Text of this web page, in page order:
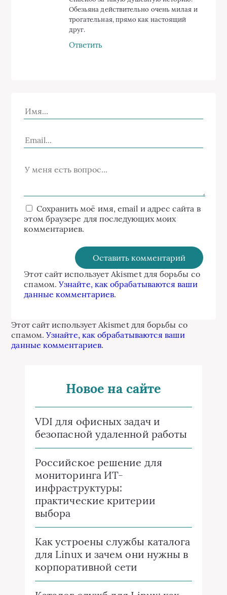
Обезьяна действительно очень милая и
трогательная, прямо как настоящий
друг.
Ответить
Сохранить моё имя, email и адрес сайта в
этом браузере для последующих моих
комментариев.
Этот сайт использует Akismet для борьбы со
спамом.Узнайте, как обрабатываются ваши
данные комментариев.
Этот сайт использует Akismet для борьбы со
спамом.Узнайте, как обрабатываются ваши
данные комментариев.
Новое на сайте
VDI для офисных задач и
безопасной удаленной работы
Российское решение для
мониторинга ИТ-
инфраструктуры:
практические критерии
выбора
Как устроены службы каталога
для Linux и зачем они нужны в
корпоративной сети